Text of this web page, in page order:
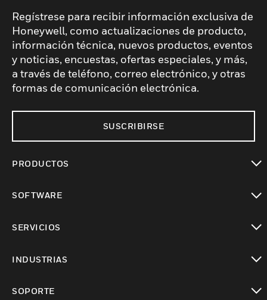
Regístrese para recibir información exclusiva de
Honeywell, como actualizaciones de producto,
información técnica, nuevos productos, eventos
y noticias, encuestas, ofertas especiales, y más,
a través de teléfono, correo electrónico, y otras
formas de comunicación electrónica.
SUSCRIBIRSE
PRODUCTOS
SOFTWARE
SERVICIOS
INDUSTRIAS
SOPORTE